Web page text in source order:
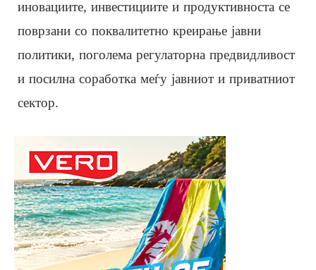
иновациите, инвестициите и продуктивноста се
поврзани со поквалитетно креирање јавни
политики, поголема регулаторна предвидливост
и посилна соработка меѓу јавниот и приватниот
сектор.